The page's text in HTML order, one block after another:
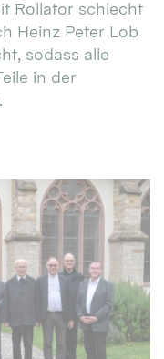
Rollator schlecht
Heinz Peter Lob
sodass alle
in der